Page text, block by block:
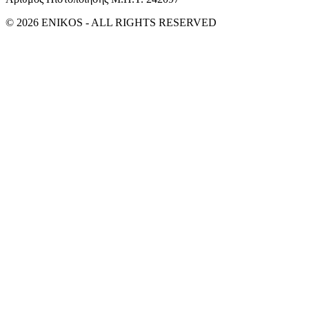
© 2026 ENIKOS - ALL RIGHTS RESERVED